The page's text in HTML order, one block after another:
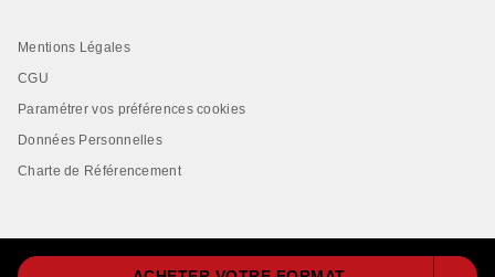
Mentions Légales
CGU
Paramétrer vos préférences cookies
Données Personnelles
Charte de Référencement